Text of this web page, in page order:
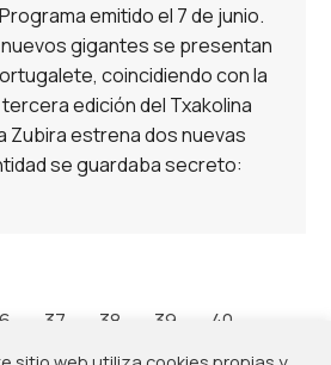
emitido el 7 de junio.
gigantes se presentan
coincidiendo con la
edición del Txakolina
Zubira estrena dos nuevas
se guardaba secreto:
37 38 39 40
114
→